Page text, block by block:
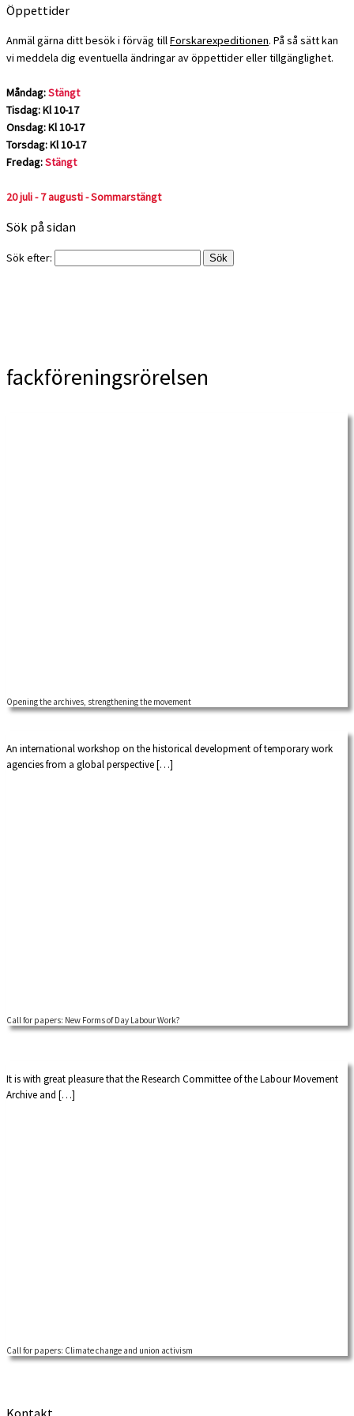
Öppettider
Anmäl gärna ditt besök i förväg tillForskarexpeditionen. På så sätt kan
vi meddela dig eventuella ändringar av öppettider eller tillgänglighet.
Måndag:Stängt
Tisdag: Kl 10-17
Onsdag: Kl 10-17
Torsdag: Kl 10-17
Fredag:Stängt
20 juli - 7 augusti - Sommarstängt
Sök på sidan
Sök efter:
fackföreningsrörelsen
We are pleased to invite you to the launch of Labour’s Memory. This new
Opening the archives, strengthening the movement
An international workshop on the historical development of temporary work
agencies from a global perspective […]
Call for papers: New Forms of Day Labour Work?
It is with great pleasure that the Research Committee of the Labour Movement
Archive and […]
Call for papers: Climate change and union activism